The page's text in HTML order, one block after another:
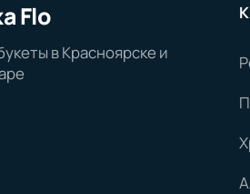
Flo
в Красноярске и